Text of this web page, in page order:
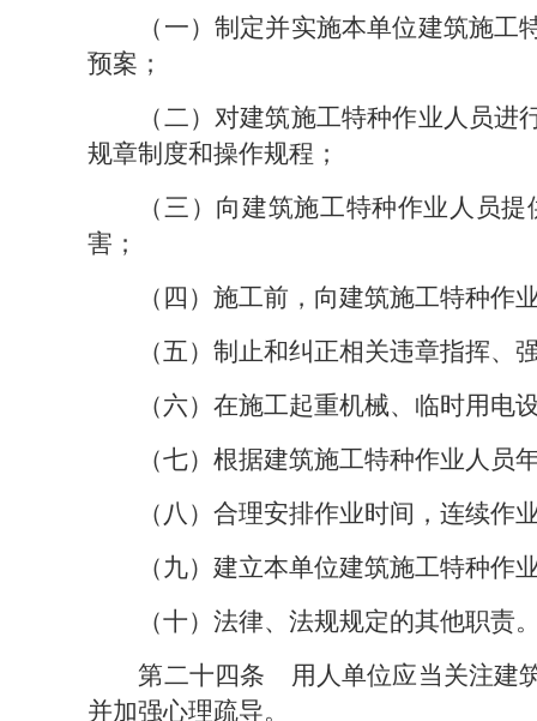
（一）制定并实施本单位建筑施
预案；
（二）对建筑施工特种作业人员
规章制度和操作规程；
（三）向建筑施工特种作业人员
害；
（四）施工前，向建筑施工特种
（五）制止和纠正相关违章指挥
（六）在施工起重机械、临时用
（七）根据建筑施工特种作业人
（八）合理安排作业时间，连续
（九）建立本单位建筑施工特种
（十）法律、法规规定的其他职责
第二十四条
用人单位应当关注建
并加强心理疏导。